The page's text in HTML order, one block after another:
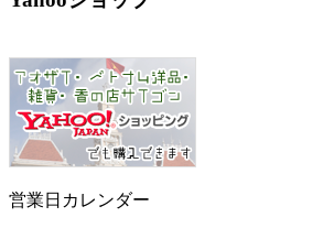
営業日カレンダー